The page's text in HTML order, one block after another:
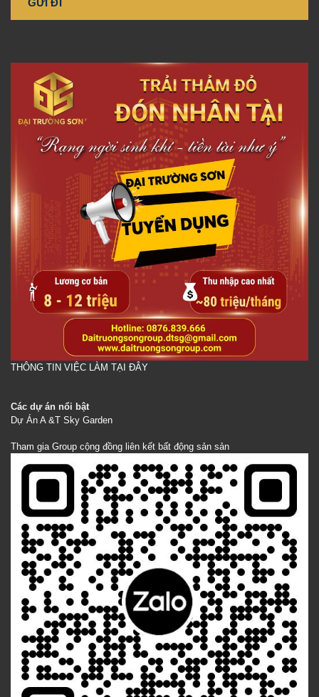
THÔNG TIN VIỆC LÀM TẠI ĐÂY
Các dự án nổi bật
Dự Án A &T Sky Garden
Tham gia Group cộng đồng liên kết bất động sản sản